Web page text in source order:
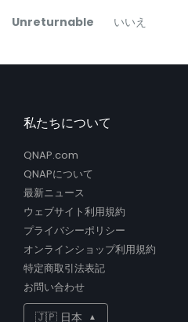
the
gallery
そ
Unreturnable いいえ
私たちについて
QNAP.com
QNAPについて
最新ニュース
ウェブサイト利用規約
プライバシーポリシー
オンラインショップ利用規約
特定商取引法表記
お問い合わせ
🇯🇵 日本 ▲